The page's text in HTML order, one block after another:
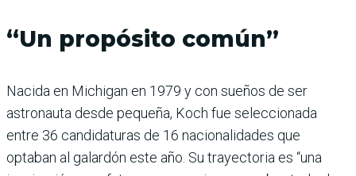
“Un propósito común”
Nacida en Michigan en 1979 y con sueños de ser
astronauta desde pequeña, Koch fue seleccionada
entre 36 candidaturas de 16 nacionalidades que
optaban al galardón este año. Su trayectoria es “una